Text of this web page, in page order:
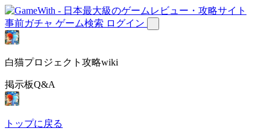
事前ガチャ ゲーム検索 ログイン
白猫プロジェクト攻略wiki
掲示板Q&A
トップに戻る